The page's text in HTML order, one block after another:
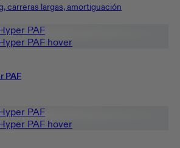
carreras largas, amortiguación
PAF